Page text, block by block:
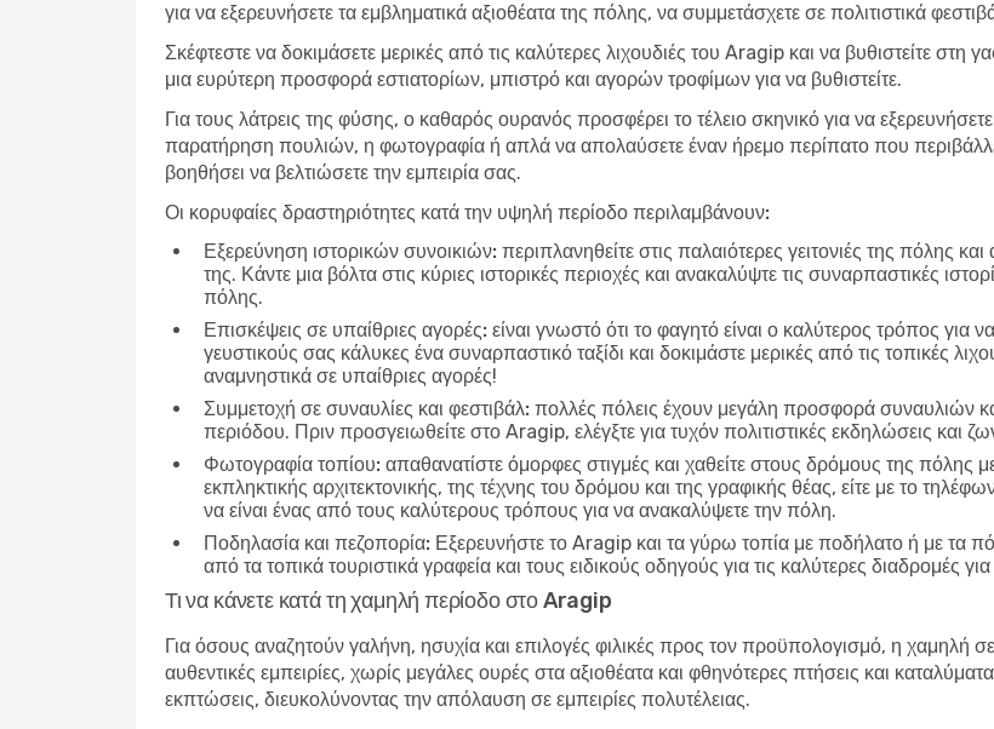
για να εξερευνήσετε τα εμβληματικά αξιοθέατα της πόλης, να συμμετάσχετε σε πολιτιστικά
Σκέφτεστε να δοκιμάσετε μερικές από τις καλύτερες λιχουδιές του Aragip και να βυθιστείτε
μια ευρύτερη προσφορά εστιατορίων, μπιστρό και αγορών τροφίμων για να βυθιστείτε.
Για τους λάτρεις της φύσης, ο καθαρός ουρανός προσφέρει το τέλειο σκηνικό για να
παρατήρηση πουλιών, η φωτογραφία ή απλά να απολαύσετε έναν ήρεμο περίπατο που
βοηθήσει να βελτιώσετε την εμπειρία σας.
Οι κορυφαίες δραστηριότητες κατά την υψηλή περίοδο περιλαμβάνουν:
Εξερεύνηση ιστορικών συνοικιών: περιπλανηθείτε στις παλαιότερες γειτονιές της πόλης
της. Κάντε μια βόλτα στις κύριες ιστορικές περιοχές και ανακαλύψτε τις συναρπαστικές
πόλης.
Επισκέψεις σε υπαίθριες αγορές: είναι γνωστό ότι το φαγητό είναι ο καλύτερος τρόπος για
γευστικούς σας κάλυκες ένα συναρπαστικό ταξίδι και δοκιμάστε μερικές από τις τοπικές
αναμνηστικά σε υπαίθριες αγορές!
Συμμετοχή σε συναυλίες και φεστιβάλ: πολλές πόλεις έχουν μεγάλη προσφορά συναυλιών
περιόδου. Πριν προσγειωθείτε στο Aragip, ελέγξτε για τυχόν πολιτιστικές εκδηλώσεις
Φωτογραφία τοπίου: απαθανατίστε όμορφες στιγμές και χαθείτε στους δρόμους της
εκπληκτικής αρχιτεκτονικής, της τέχνης του δρόμου και της γραφικής θέας, είτε με το
να είναι ένας από τους καλύτερους τρόπους για να ανακαλύψετε την πόλη.
Ποδηλασία και πεζοπορία: Εξερευνήστε το Aragip και τα γύρω τοπία με ποδήλατο ή με τα
από τα τοπικά τουριστικά γραφεία και τους ειδικούς οδηγούς για τις καλύτερες διαδρομές
Τι να κάνετε κατά τη χαμηλή περίοδο στο Aragip
Για όσους αναζητούν γαλήνη, ησυχία και επιλογές φιλικές προς τον προϋπολογισμό, η χαμηλή
αυθεντικές εμπειρίες, χωρίς μεγάλες ουρές στα αξιοθέατα και φθηνότερες πτήσεις και
εκπτώσεις, διευκολύνοντας την απόλαυση σε εμπειρίες πολυτέλειας.